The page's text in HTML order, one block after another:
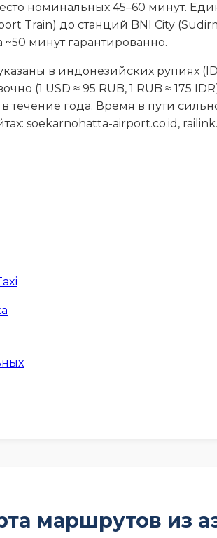
номинальных 45–60 минут.
Train) до станций BNI City
минут гарантированно.
в индонезийских рупиях
(1 USD ≈ 95 RUB, 1 RUB ≈ 175
течение года. Время в пути
soekarnohatta-airport.co.id,
маршрутов из